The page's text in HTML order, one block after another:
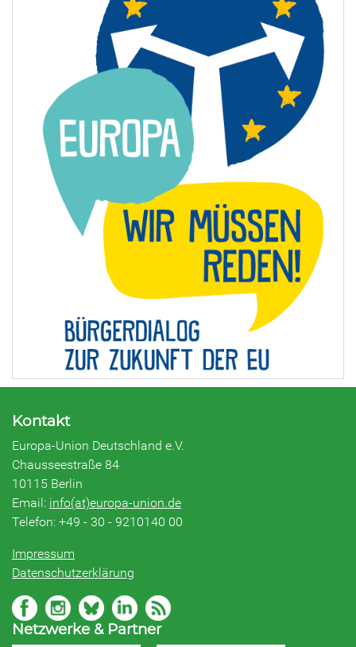
Kontakt
Europa-Union Deutschland e.V.
Chausseestraße 84
10115 Berlin
Email: info(at)europa-union.de
Telefon: +49 - 30 - 9210140 00
Impressum
Datenschutzerklärung
Netzwerke & Partner